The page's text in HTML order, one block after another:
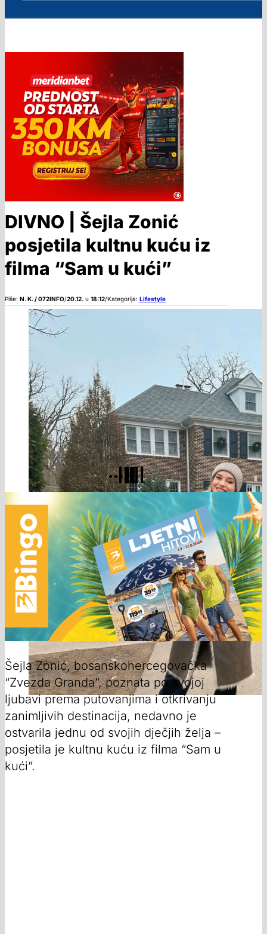
DIVNO | Šejla Zonić
posjetila kultnu kuću iz
filma “Sam u kući”
Piše: N. K. / 072INFO/20.12. u 18:12/Kategorija: Lifestyle
Šejla Zonić, bosanskohercegovačka
“Zvezda Granda”, poznata po svojoj
ljubavi prema putovanjima i otkrivanju
zanimljivih destinacija, nedavno je
ostvarila jednu od svojih dječjih želja –
posjetila je kultnu kuću iz filma “Sam u
kući”.